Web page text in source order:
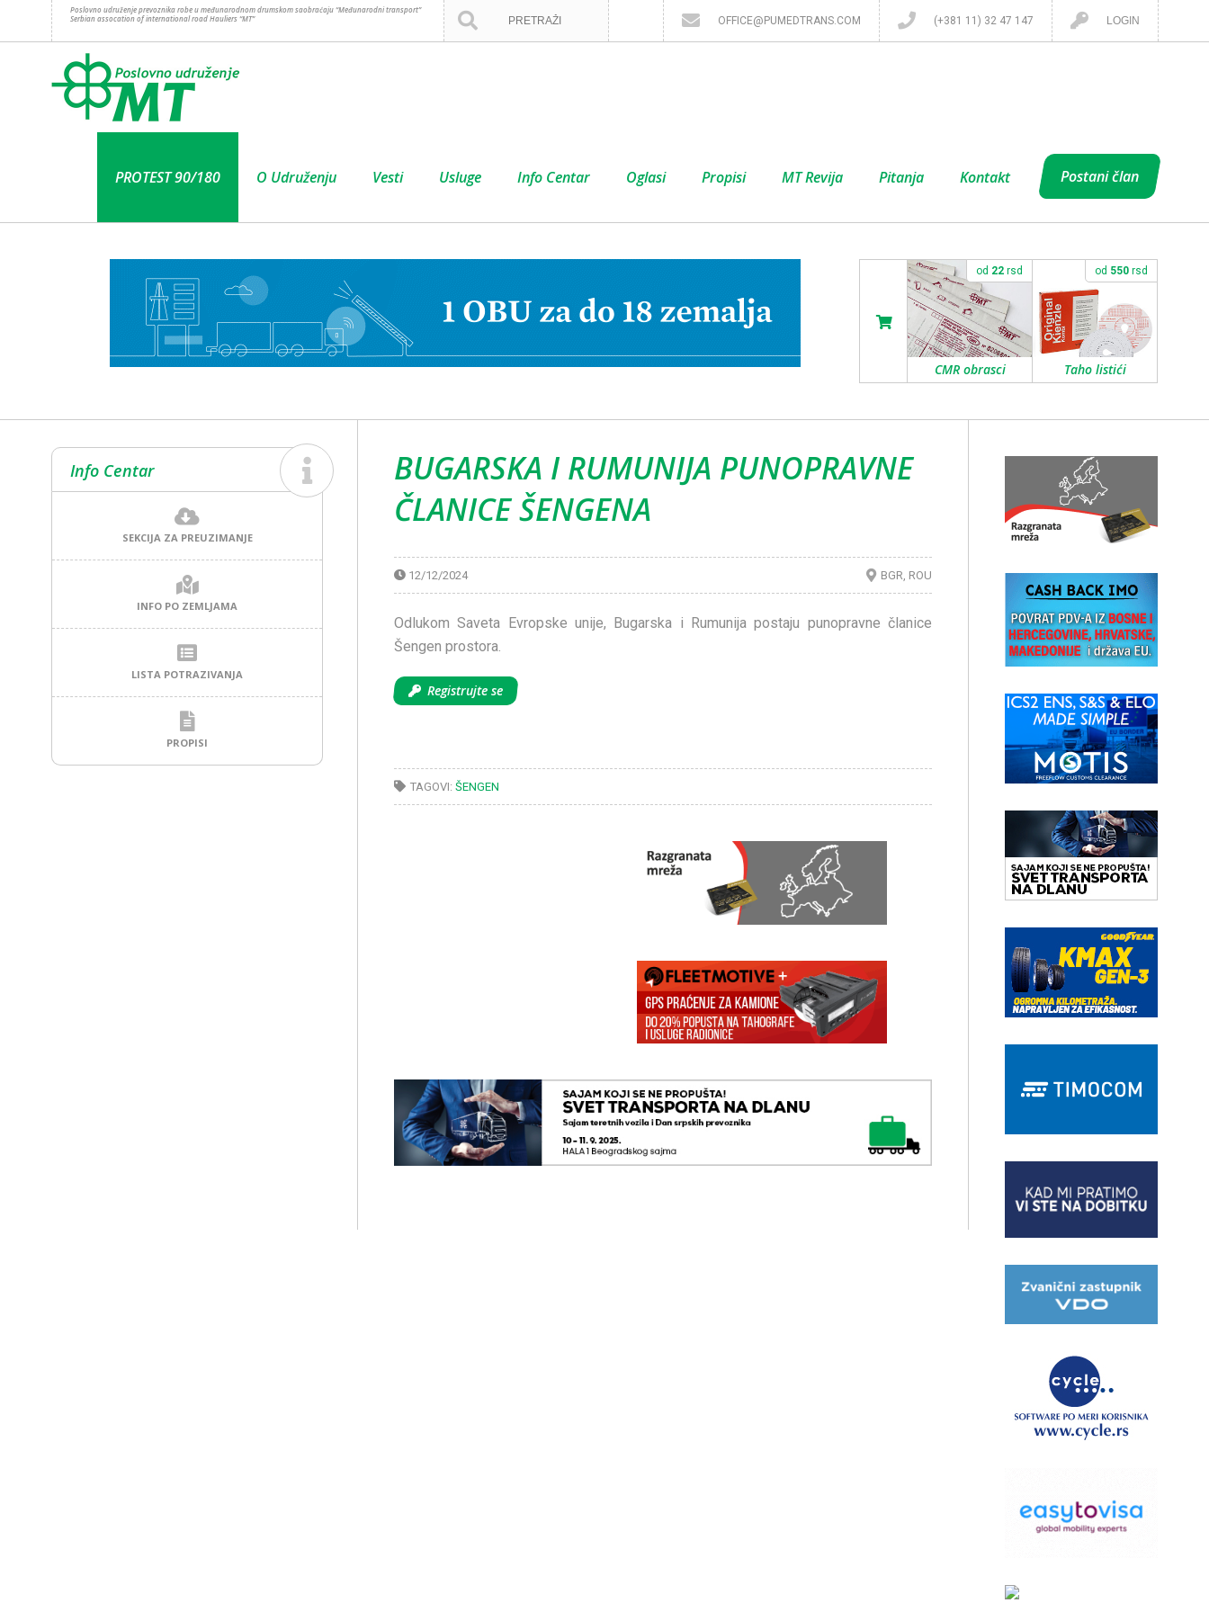
Poslovno udruženje prevoznika robe u međunarodnom drumskom saobraćaju “Međunarodni transport”
Serbian assocation of international road Hauliers “MT”
OFFICE@PUMEDTRANS.COM (+381 11) 32 47 147 LOGIN
PROTEST 90/180 O Udruženju Vesti Usluge Info Centar Oglasi Propisi MT Revija Pitanja Kontakt Postani član
CMR obrasci
od 22 rsd
Taho listići
od 550 rsd
Info Centar
SEKCIJA ZA PREUZIMANJE
INFO PO ZEMLJAMA
LISTA POTRAZIVANJA
PROPISI
BUGARSKA I RUMUNIJA PUNOPRAVNE
ČLANICE ŠENGENA
12/12/2024 BGR ROU
Odlukom Saveta Evropske unije, Bugarska i Rumunija postaju punopravne članice
Šengen prostora.
Registrujte se
TAGOVI: ŠENGEN